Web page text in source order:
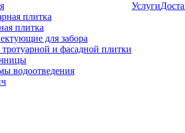
плитка
плитка
для забора
и фасадной плитки
водоотведения
Услуги